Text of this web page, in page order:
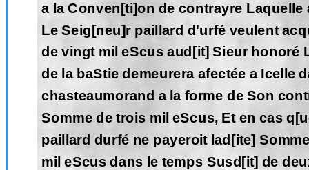
a la Conven[ti]on de contrayre Laquelle
Le Seig[neu]r paillard d'urfé veulent
de vingt mil eScus aud[it] Sieur honoré
de la baStie demeurera afectée a Icelle
chasteaumorand a la forme de Son
Somme de trois mil eScus, Et en cas
paillard durfé ne payeroit lad[ite]
mil eScus dans le temps Susd[it] de